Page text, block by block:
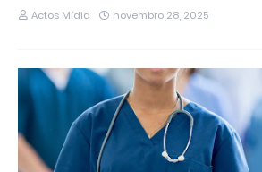
Actos Mídia novembro 28, 2025